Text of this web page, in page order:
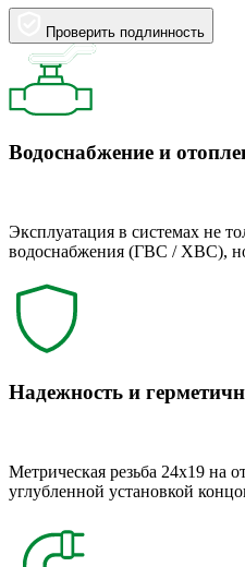
Проверить подлинность
Водоснабжение и
Эксплуатация в системах не
водоснабжения (ГВС / ХВС),
Надежность и
Метрическая резьба 24x19 на
углубленной установкой